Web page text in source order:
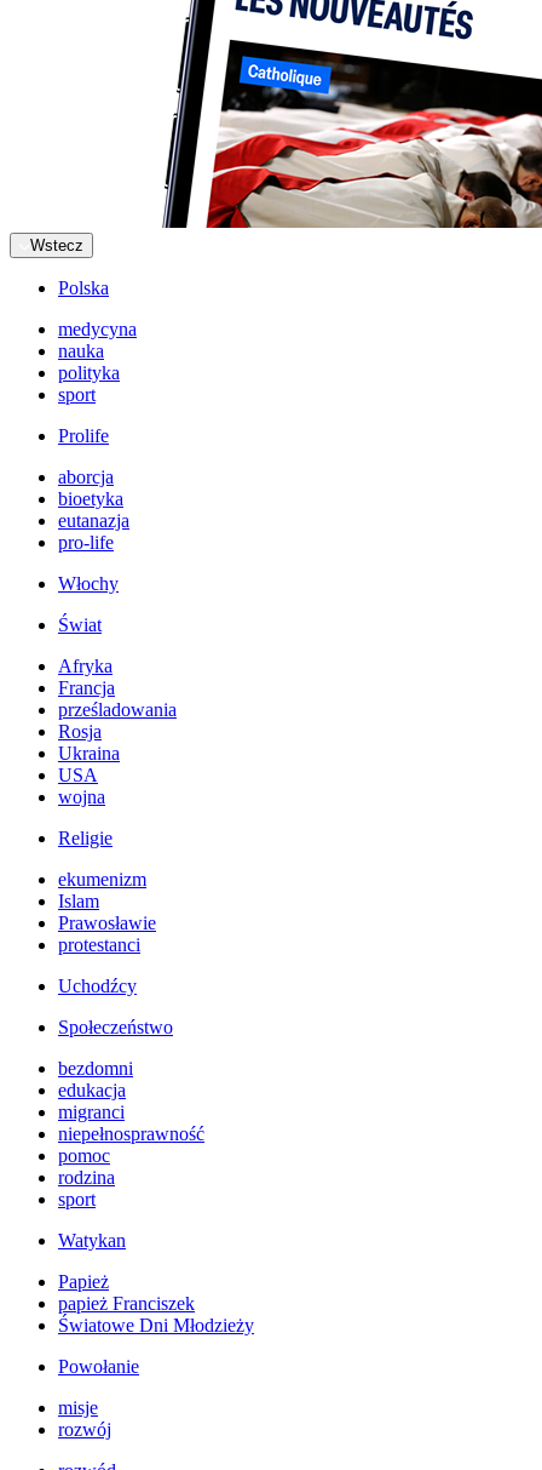
Wstecz
Polska
medycyna
nauka
polityka
sport
Prolife
aborcja
bioetyka
eutanazja
pro-life
Włochy
Świat
Afryka
Francja
prześladowania
Rosja
Ukraina
USA
wojna
Religie
ekumenizm
Islam
Prawosławie
protestanci
Uchodźcy
Społeczeństwo
bezdomni
edukacja
migranci
niepełnosprawność
pomoc
rodzina
sport
Watykan
Papież
papież Franciszek
Światowe Dni Młodzieży
Powołanie
misje
rozwój